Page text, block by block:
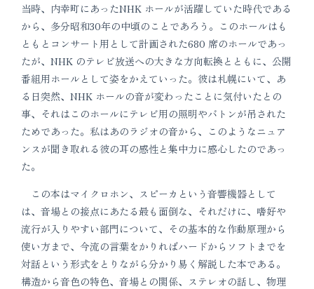
当時、内幸町にあったNHK ホールが活躍していた時代である
から、多分昭和30年の中頃のことであろう。このホールはも
ともとコンサート用として計画された680 席のホールであっ
たが、NHK のテレビ放送への大きな方向転換とともに、公開
番組用ホールとして姿をかえていった。彼は札幌にいて、あ
る日突然、NHK ホールの音が変わったことに気付いたとの
事、それはこのホールにテレビ用の照明やバトンが吊された
ためであった。私はあのラジオの音から、このようなニュア
ンスが聞き取れる彼の耳の感性と集中力に感心したのであっ
た。
この本はマイクロホン、スピーカという音響機器として
は、音場との接点にあたる最も面倒な、それだけに、嗜好や
流行が入りやすい部門について、その基本的な作動原理から
使い方まで、今流の言葉をかりればハードからソフトまでを
対話という形式をとりながら分かり易く解説した本である。
構造から音色の特色、音場との関係、ステレオの話し、物理